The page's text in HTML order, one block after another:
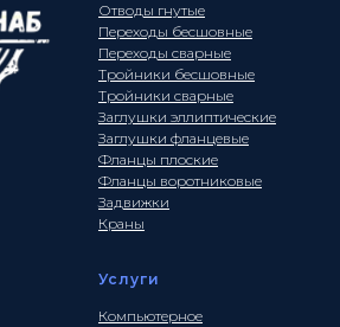
Отводы гнутые
Переходы бесшовные
Переходы сварные
Тройники бесшовные
Тройники сварные
Заглушки эллиптические
Заглушки фланцевые
Фланцы плоские
Фланцы воротниковые
Задвижки
Краны
Услуги
Компьютерное